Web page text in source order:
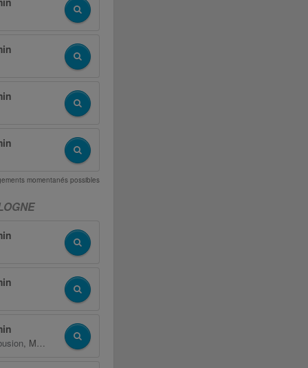
momentanés possibles
, Max Bus Zakopane